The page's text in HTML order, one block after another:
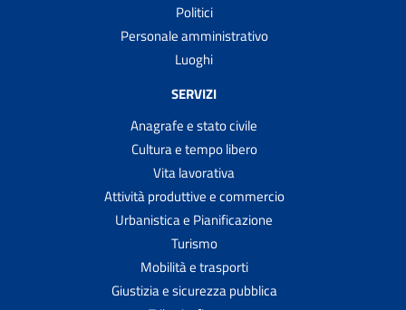
Politici
Personale amministrativo
Luoghi
SERVIZI
Anagrafe e stato civile
Cultura e tempo libero
Vita lavorativa
Attività produttive e commercio
Urbanistica e Pianificazione
Turismo
Mobilità e trasporti
Giustizia e sicurezza pubblica